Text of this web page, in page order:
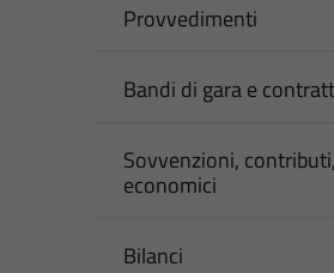
Provvedimenti
Bandi di gara e
Sovvenzioni,
economici
Bilanci